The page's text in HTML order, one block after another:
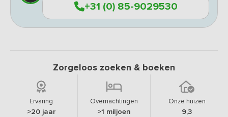
+31 (0) 85-9029530
Zorgeloos zoeken & boeken
Ervaring
>20 jaar
Overnachtingen
>1 miljoen
Onze huizen
9,3